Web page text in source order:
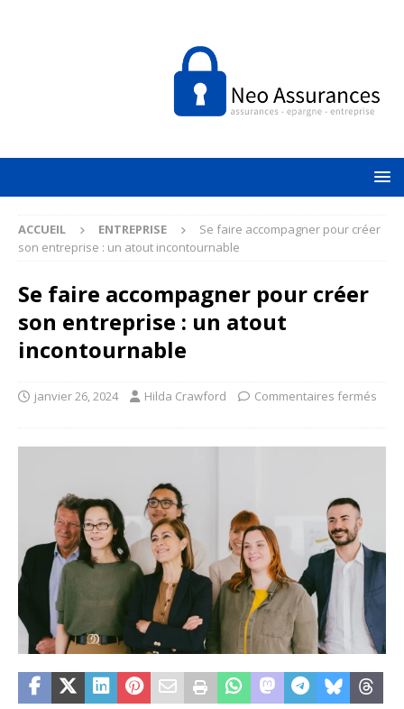
ACCUEIL ENTREPRISE
Se faire accompagner pour créer
son entreprise : un atout incontournable
Se faire accompagner pour créer
son entreprise : un atout
incontournable
janvier 26, 2024 Hilda Crawford Commentaires fermés